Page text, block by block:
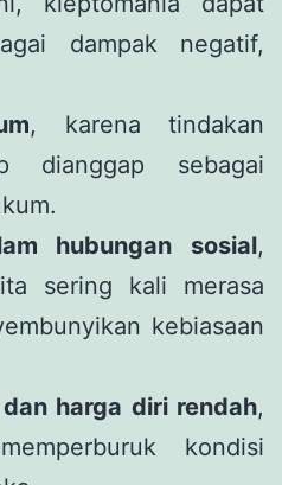
dampak negatif,
, karena tindakan
dianggap sebagai
hubungan sosial,
sering kali merasa
kebiasaan
harga diri rendah,
kondisi